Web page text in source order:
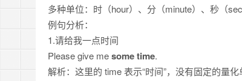
多种单位：时（hour）、分（minute）、秒（
例句分析：
1.请给我一点时间
Please give mesome time.
解析：这里的 time 表示“时间”，没有固定的量